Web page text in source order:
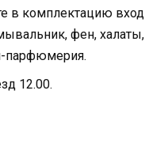
в комплектацию
фен,
парфюмерия.
12.00.